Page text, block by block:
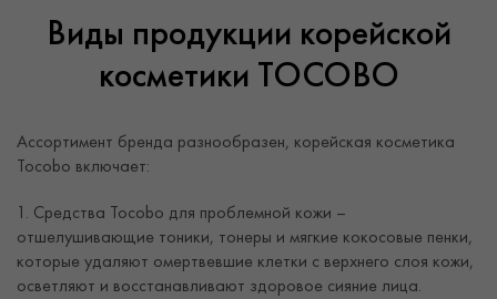
Виды продукции корейской
косметики TOCOBO
Ассортимент бренда разнообразен, корейская косметика
Tocobo включает:
Средства Tocobo для проблемной кожи –
отшелушивающие тоники, тонеры и мягкие кокосовые пенки,
которые удаляют омертвевшие клетки с верхнего слоя кожи,
осветляют и восстанавливают здоровое сияние лица.